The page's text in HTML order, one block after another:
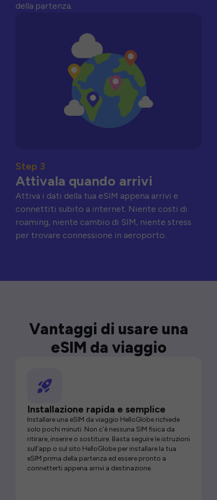
della partenza.
Step 3
Attivala quando arrivi
Attiva i dati della tua eSIM appena arrivi e
connettiti subito a internet. Niente costi di
roaming, niente cambio di SIM, niente stress
per trovare connessione in aeroporto.
Vantaggi di usare una
eSIM da viaggio
Installazione rapida e semplice
Installare una eSIM da viaggio HelloGlobe richiede
solo pochi minuti. Non c’è nessuna SIM fisica da
ritirare, inserire o sostituire. Basta seguire le istruzioni
sull’app o sul sito HelloGlobe per installare la tua
eSIM prima della partenza ed essere pronto a
connetterti appena arrivi a destinazione.